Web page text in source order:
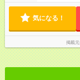
働きたい!とい
可能！
気になる！
掲載